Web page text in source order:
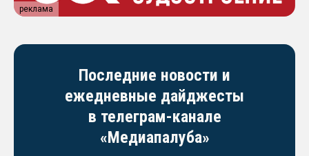
реклама
Последние новости и
ежедневные дайджесты
в телеграм-канале
«Медиапалуба»